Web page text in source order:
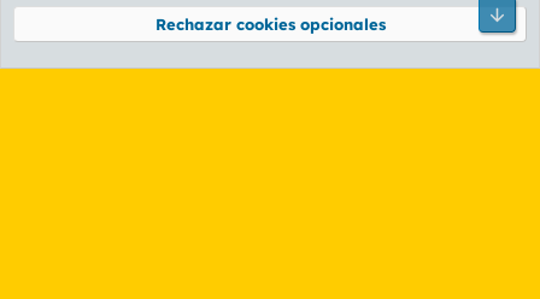
Community platform by XenForo® © 2010-2026 XenForo Ltd.
Rechazar cookies opcionales
Pie